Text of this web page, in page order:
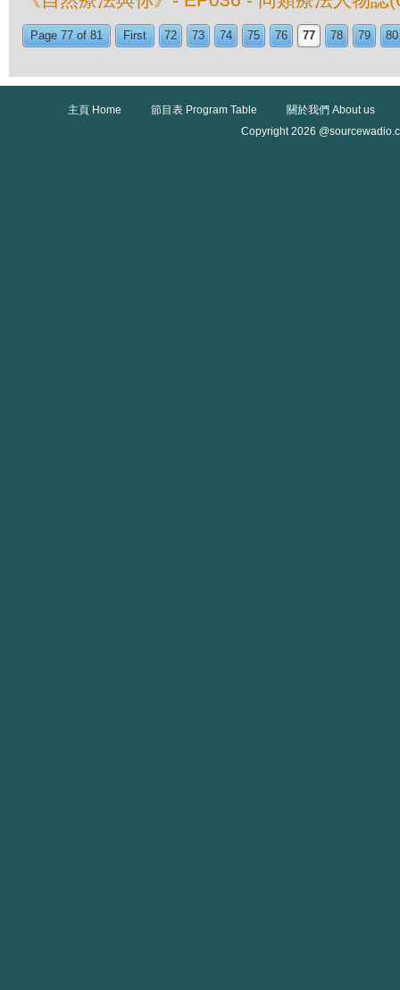
Page 77 of 81 First 72 73 74 75 76 77 78 79 80
主頁 Home 節目表 Program Table
關於我們 About us
Copyright 2026